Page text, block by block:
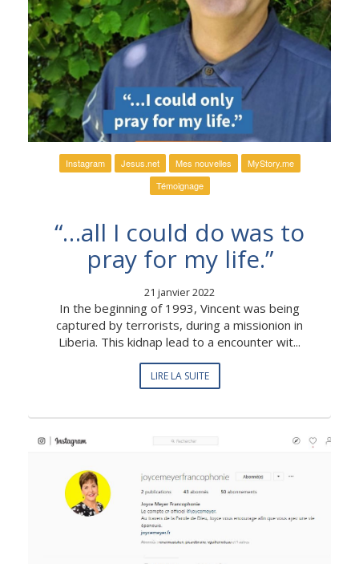
Instagram Jesus.net Mes nouvelles
MyStory.me
Témoignage
“…all I could do was to
pray for my life.”
21 janvier 2022
In the beginning of 1993, Vincent was being
captured by terrorists, during a missionion in
Liberia. This kidnap lead to a encounter wit...
LIRE LA SUITE